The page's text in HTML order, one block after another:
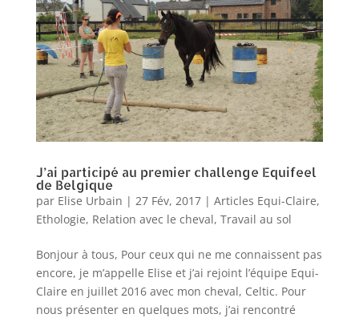
J’ai participé au premier challenge Equifeel
de Belgique
par Elise Urbain | 27 Fév, 2017| Articles Equi-Claire,
Ethologie, Relation avec le cheval, Travail au sol
Bonjour à tous, Pour ceux qui ne me connaissent pas
encore, je m’appelle Elise et j’ai rejoint l’équipe Equi-
Claire en juillet 2016 avec mon cheval, Celtic. Pour
nous présenter en quelques mots, j’ai rencontré